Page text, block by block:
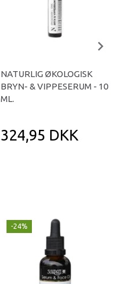
NATURLIG ØKOLOGISK
BRYN- & VIPPESERUM - 10
ML.
324,95 DKK
-24%